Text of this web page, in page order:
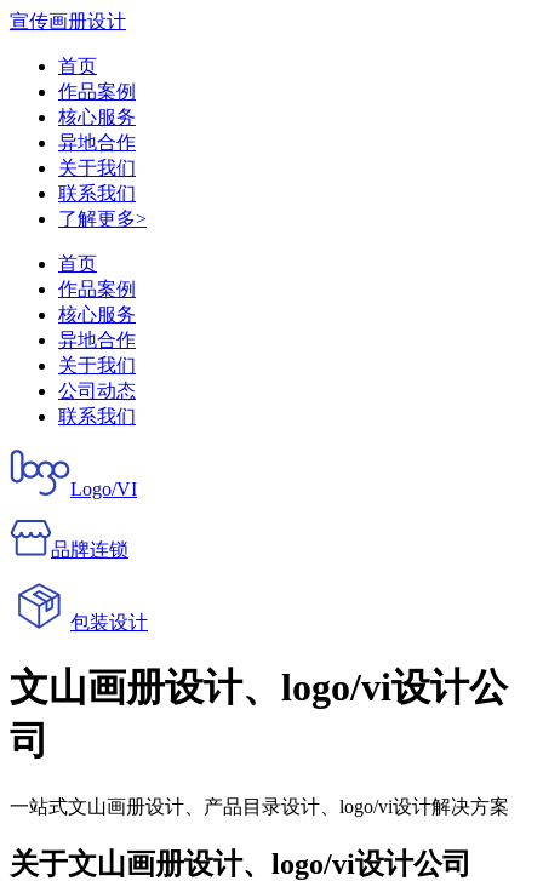
宣传画册设计
首页
作品案例
核心服务
异地合作
关于我们
联系我们
了解更多>
首页
作品案例
核心服务
异地合作
关于我们
公司动态
联系我们
Logo/VI
品牌连锁
包装设计
文山画册设计、logo/vi设计公
司
一站式文山画册设计、产品目录设计、logo/vi设计解决方案
关于文山画册设计、logo/vi设计公司